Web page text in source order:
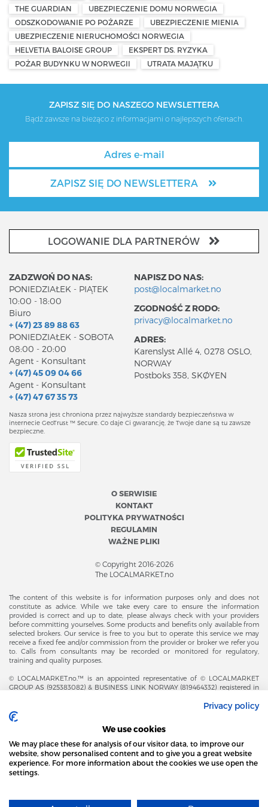
THE GUARDIAN
UBEZPIECZENIE DOMU NORWEGIA
ODSZKODOWANIE PO POŻARZE
UBEZPIECZENIE MIENIA
UBEZPIECZENIE NIERUCHOMOŚCI NORWEGIA
HELVETIA BALOISE GROUP
EKSPERT DS. RYZYKA
POŻAR BUDYNKU W NORWEGII
UTRATA MAJĄTKU
ZAPISZ SIĘ DO NASZEGO NEWSLETTERA
Bądź zawsze na bieżąco z informacjami o najlepszych ofertach.
ZAPISZ SIĘ DO NEWSLETTERA
LOGOWANIE DLA PARTNERÓW
ZADZWOŃ DO NAS:
PONIEDZIAŁEK - PIĄTEK
10:00 - 18:00
Biuro
+ (47) 23 89 88 63
PONIEDZIAŁEK - SOBOTA
08:00 - 20:00
Agent - Konsultant
+ (47) 45 09 04 66
Agent - Konsultant
+ (47) 47 67 35 73
NAPISZ DO NAS:
post@localmarket.no
ZGODNOŚĆ Z RODO:
privacy@localmarket.no
ADRES:
Karenslyst Allé 4, 0278 OSLO,
NORWAY
Postboks 358, SKØYEN
Nasza strona jest chroniona przez najwyższe standardy bezpieczeństwa w
internecie GeoTrust ™ Secure. Co daje Ci gwarancję, że Twoje dane są tu zawsze
bezpieczne.
O SERWISIE
KONTAKT
POLITYKA PRYWATNOŚCI
REGULAMIN
WAŻNE PLIKI
© Copyright 2016-2026
The LOCALMARKET.no
The content of this website is for information purposes only and does not
constitute as advice. While we take every care to ensure the information
provided is correct and up to date, please always check with your providers
before committing yourselves. Some products and benefits only available from
selected brokers. Our service is free to you but to operate this service we may
receive a fixed fee and/or commission from the provider or broker we refer you
to. Calls from consultants may be recorded or monitored for regulatory,
training and quality purposes.
© LOCALMARKET.no.™ is an appointed representative of © LOCALMARKET
GROUP AS (925383082) & BUSINESS LINK NORWAY (819464332) registered in
Brønnøysundregistrene. Financial & Insurance Services and Markets Authority,
and subject to limited regulation by the Financial Conduct Authority. Head
Office Adresse: Karenslyst Alle 4, 0278 Oslo – Skøyen. Post Adresse: Postboks
358, 0213 Oslo, Norway. Email Contact: post@localmarket.no. Office Contact: +
47 23 89 88 63 © Copyright 2016-2026 The LOCALMARKET GROUP ™.
DODATKOWO OD ZESPOŁU LOCALMARKET |
STRONA LOCAL MARKET WYKORZYSTUJE PLIKI
Privacy policy
We use cookies
We may place these for analysis of our visitor data, to improve our
website, show personalised content and to give you a great website
experience. For more information about the cookies we use open the
settings.